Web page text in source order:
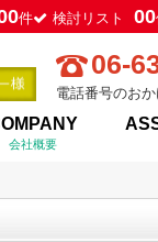
件 検討リスト 00
06-
電話番号のお
会社概要